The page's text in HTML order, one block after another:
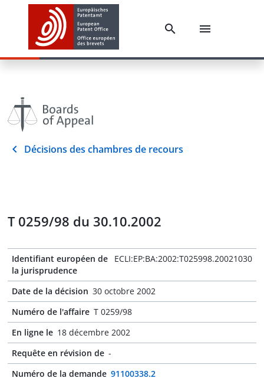
Décisions des chambres de recours
T 0259/98 du 30.10.2002
Identifiant européen de
la jurisprudence
ECLI:EP:BA:2002:T025998.20021030
Date de la décision 30 octobre 2002
Numéro de l'affaire T 0259/98
En ligne le 18 décembre 2002
Requête en révision de -
Numéro de la demande 91100338.2